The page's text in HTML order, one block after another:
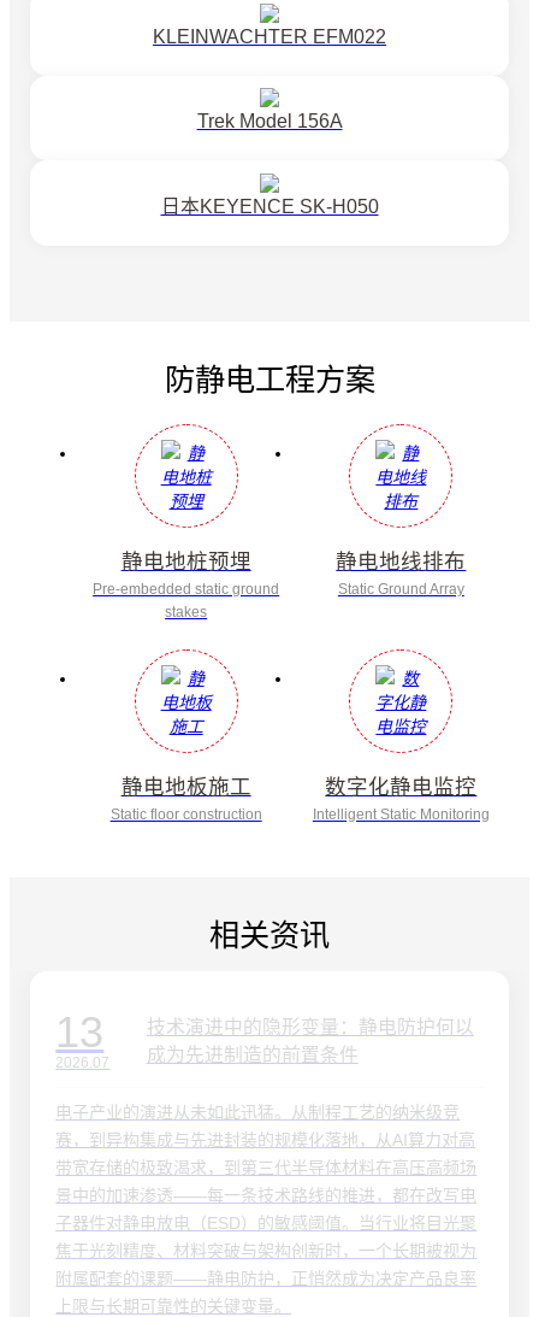
KLEINWACHTER EFM022
Trek Model 156A
日本KEYENCE SK-H050
防静电工程方案
静电地桩预埋
Pre-embedded static ground
stakes
静电地线排布
Static Ground Array
静电地板施工
Static floor construction
数字化静电监控
Intelligent Static Monitoring
相关资讯
13
2026.07
技术演进中的隐形变量：静电防护何以
成为先进制造的前置条件
电子产业的演进从未如此迅猛。从制程工艺的纳米级竞
赛，到异构集成与先进封装的规模化落地，从AI算力对高
带宽存储的极致渴求，到第三代半导体材料在高压高频场
景中的加速渗透——每一条技术路线的推进，都在改写电
子器件对静电放电（ESD）的敏感阈值。当行业将目光聚
焦于光刻精度、材料突破与架构创新时，一个长期被视为
附属配套的课题——静电防护，正悄然成为决定产品良率
上限与长期可靠性的关键变量。